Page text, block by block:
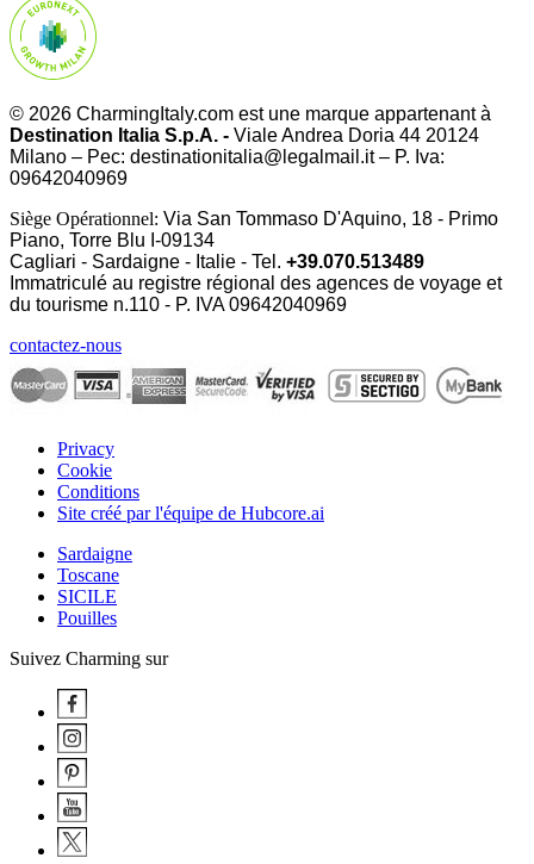
© 2026 CharmingItaly.com est une marque appartenant à
Destination Italia S.p.A. - Viale Andrea Doria 44 20124
Milano – Pec: destinationitalia@legalmail.it – P. Iva:
09642040969
Siège Opérationnel: Via San Tommaso D'Aquino, 18 - Primo
Piano, Torre Blu I-09134
Cagliari - Sardaigne - Italie - Tel. +39.070.513489
Immatriculé au registre régional des agences de voyage et
du tourisme n.110 - P. IVA09642040969
contactez-nous
Privacy
Cookie
Conditions
Site créé par l'équipe de Hubcore.ai
Sardaigne
Toscane
SICILE
Pouilles
Suivez Charming sur